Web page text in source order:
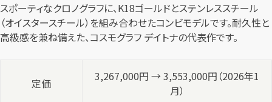
スポーティなクロノグラフに、K18ゴールドとステンレススチール
（オイスタースチール）を組み合わせたコンビモデルです。耐久性と
高級感を兼ね備えた、コスモグラフ デイトナの代表作です。
定価
3,267,000円 → 3,553,000円（2026年1
月）